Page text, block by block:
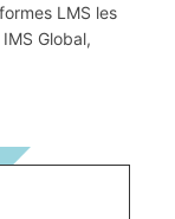
LMS les
Global,